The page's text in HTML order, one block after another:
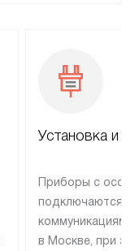
Установка и
Приборы с
подключаются к
коммуникациям
в Москве, при